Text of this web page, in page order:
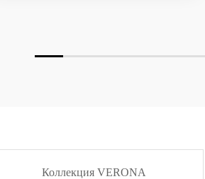
Коллекция VERONA